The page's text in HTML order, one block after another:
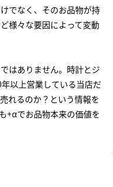
でなく、そのお品物が持
様々な要因によって変動
はありません。時計とジ
以上営業している当店だ
れるのか？という情報を
+αでお品物本来の価値を